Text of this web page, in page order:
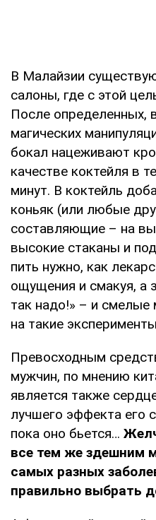
В Малайзии
салоны, где с этой
После определенных,
магических
бокал нацеживают
качестве коктейля в
минут. В коктейль
коньяк (или любые
составляющие – на
высокие стаканы и
пить нужно, как
ощущения и смакуя, а
так надо!» – и
на такие
Превосходным
мужчин, по мнению
является также
лучшего эффекта его
пока оно бьется…
все тем же здешним
самых разных
правильно выбрать